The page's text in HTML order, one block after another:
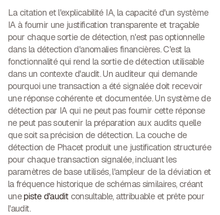
La citation et l'explicabilité IA, la capacité d'un système
IA à fournir une justification transparente et traçable
pour chaque sortie de détection, n'est pas optionnelle
dans la détection d'anomalies financières. C'est la
fonctionnalité qui rend la sortie de détection utilisable
dans un contexte d'audit. Un auditeur qui demande
pourquoi une transaction a été signalée doit recevoir
une réponse cohérente et documentée. Un système de
détection par IA qui ne peut pas fournir cette réponse
ne peut pas soutenir la préparation aux audits quelle
que soit sa précision de détection. La couche de
détection de Phacet produit une justification structurée
pour chaque transaction signalée, incluant les
paramètres de base utilisés, l'ampleur de la déviation et
la fréquence historique de schémas similaires, créant
unepiste d'audit consultable, attribuable et prête pour
l'audit.